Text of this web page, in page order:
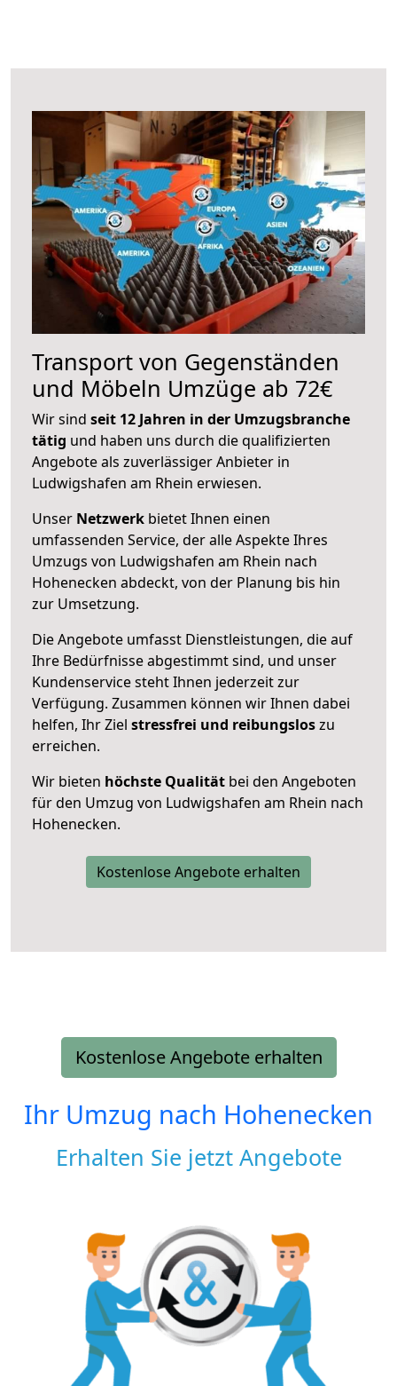
Transport von Gegenständen
und Möbeln Umzüge ab 72€
Wir sind seit 12 Jahren in der Umzugsbranche
tätig und haben uns durch die qualifizierten
Angebote als zuverlässiger Anbieter in
Ludwigshafen am Rhein erwiesen.
Unser Netzwerk bietet Ihnen einen
umfassenden Service, der alle Aspekte Ihres
Umzugs von Ludwigshafen am Rhein nach
Hohenecken abdeckt, von der Planung bis hin
zur Umsetzung.
Die Angebote umfasst Dienstleistungen, die auf
Ihre Bedürfnisse abgestimmt sind, und unser
Kundenservice steht Ihnen jederzeit zur
Verfügung. Zusammen können wir Ihnen dabei
helfen, Ihr Ziel stressfrei und reibungsloszu
erreichen.
Wir bieten höchste Qualität bei den Angeboten
für den Umzug von Ludwigshafen am Rhein nach
Hohenecken.
Kostenlose Angebote erhalten
Kostenlose Angebote erhalten
Ihr Umzug nach Hohenecken
Erhalten Sie jetzt Angebote